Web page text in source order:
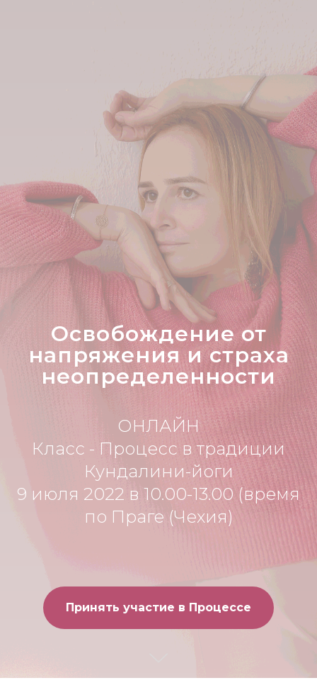
Освобождение от
напряжения и страха
неопределенности
ОНЛАЙН
Класс - Процесс в традиции
Кундалини-йоги
9 июля 2022 в 10.00-13.00 (время
по Праге (Чехия)
Принять участие в Процессе